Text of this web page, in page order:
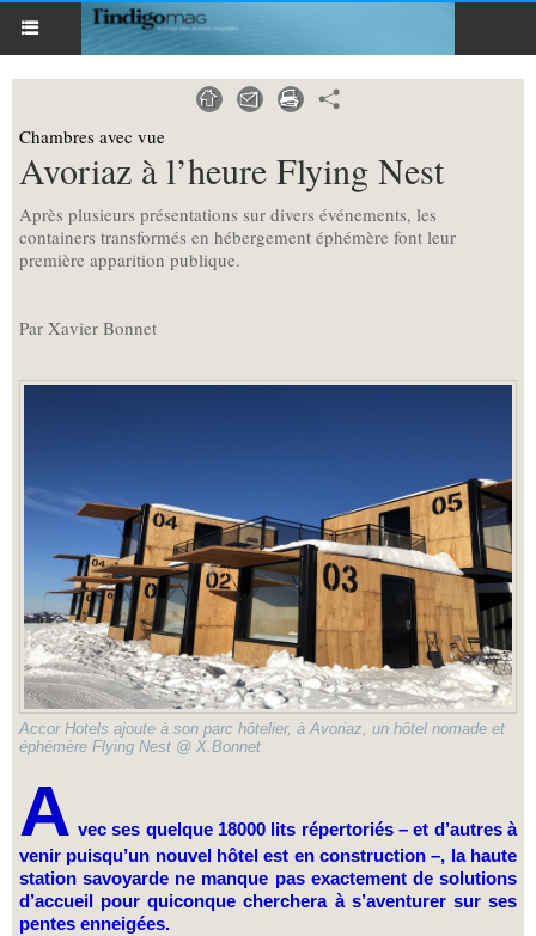
Chambres avec vue
Avoriaz à l’heure Flying Nest
Après plusieurs présentations sur divers événements, les
containers transformés en hébergement éphémère font leur
première apparition publique.
Par Xavier Bonnet
Accor Hotels ajoute à son parc hôtelier, à Avoriaz, un hôtel nomade et
éphémère Flying Nest @ X.Bonnet
A vec ses quelque 18000 lits répertoriés – et d’autres à
venir puisqu’un nouvel hôtel est en construction –, la haute
station savoyarde ne manque pas exactement de solutions
d’accueil pour quiconque cherchera à s’aventurer sur ses
pentes enneigées.